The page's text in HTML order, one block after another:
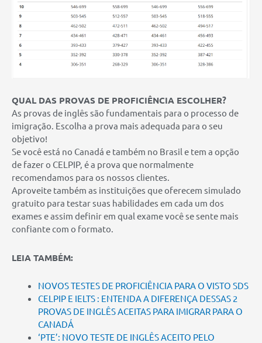
QUAL DAS PROVAS DE PROFICIÊNCIA ESCOLHER?
As provas de inglês são fundamentais para o processo de
imigração. Escolha a prova mais adequada para o seu
objetivo!
Se você está no Canadá e também no Brasil e tem a opção
de fazer o CELPIP, é a prova que normalmente
recomendamos para os nossos clientes.
Aproveite também as instituições que oferecem simulado
gratuito para testar suas habilidades em cada um dos
exames e assim definir em qual exame você se sente mais
confiante com o formato.
LEIA TAMBÉM:
NOVOS TESTES DE PROFICIÊNCIA PARA O VISTO SDS
CELPIP E IELTS : ENTENDA A DIFERENÇA DESSAS 2
PROVAS DE INGLÊS ACEITAS PARA IMIGRAR PARA O
CANADÁ
‘PTE’: NOVO TESTE DE INGLÊS ACEITO PELO